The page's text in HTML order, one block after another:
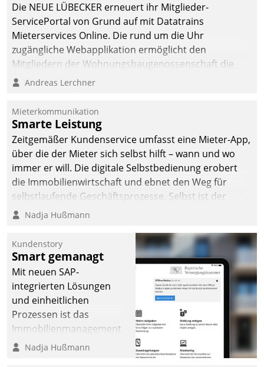
Die NEUE LÜBECKER erneuert ihr Mitglieder-
ServicePortal von Grund auf mit Datatrains
Mieterservices Online. Die rund um die Uhr
zugängliche Webapplikation ermöglicht den
Mitgliedern der Wohnungs­bau­genossenschaft die
Kontaktaufnahme per Smartphone, Tablet oder PC.
Andreas Lerchner
Mieterkommunikation
Smarte Leistung
Zeitgemäßer Kundenservice umfasst eine Mieter-App,
über die der Mieter sich selbst hilft – wann und wo
immer er will. Die digitale Selbstbedienung erobert
die Immobilienwirtschaft und ebnet den Weg für
selbstlaufende Geschäftsprozesse. Selbst ist der
Kunde und smart der Serviceanbieter.
Nadja Hußmann
Kundenstory
Smart gemanagt
Mit neuen SAP-
integrierten Lösungen
und einheitlichen
Prozessen ist das
Immobilienmanagement
der Bayerischen
Nadja Hußmann